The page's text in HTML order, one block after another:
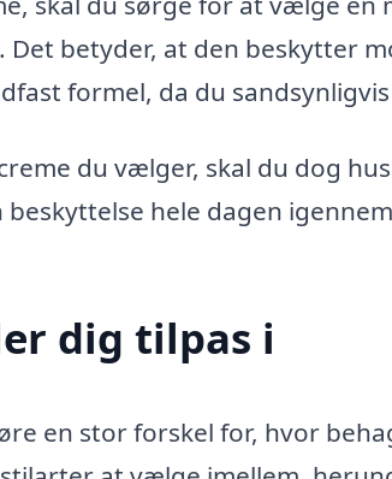
betyder, at den beskytter
formel, da du
du vælger, skal du dog
hele dagen
dig tilpas i
en stor forskel for, hvor